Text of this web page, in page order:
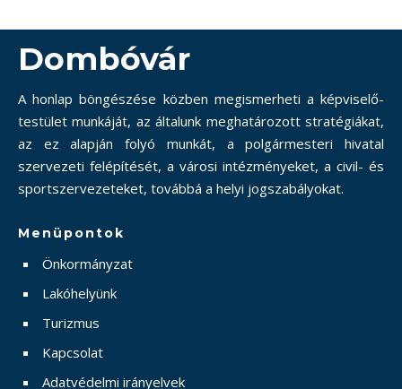
Dombóvár
A honlap böngészése közben megismerheti a képviselő-
testület munkáját, az általunk meghatározott stratégiákat,
az ez alapján folyó munkát, a polgármesteri hivatal
szervezeti felépítését, a városi intézményeket, a civil- és
sportszervezeteket, továbbá a helyi jogszabályokat.
Menüpontok
Önkormányzat
Lakóhelyünk
Turizmus
Kapcsolat
Adatvédelmi irányelvek